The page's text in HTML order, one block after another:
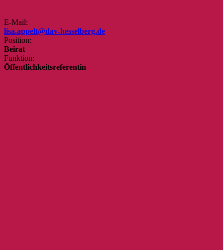
E-Mail:
lisa.appelt@dav-hesselberg.de
Position:
Beirat
Funktion:
Öffentlichkeitsreferentin